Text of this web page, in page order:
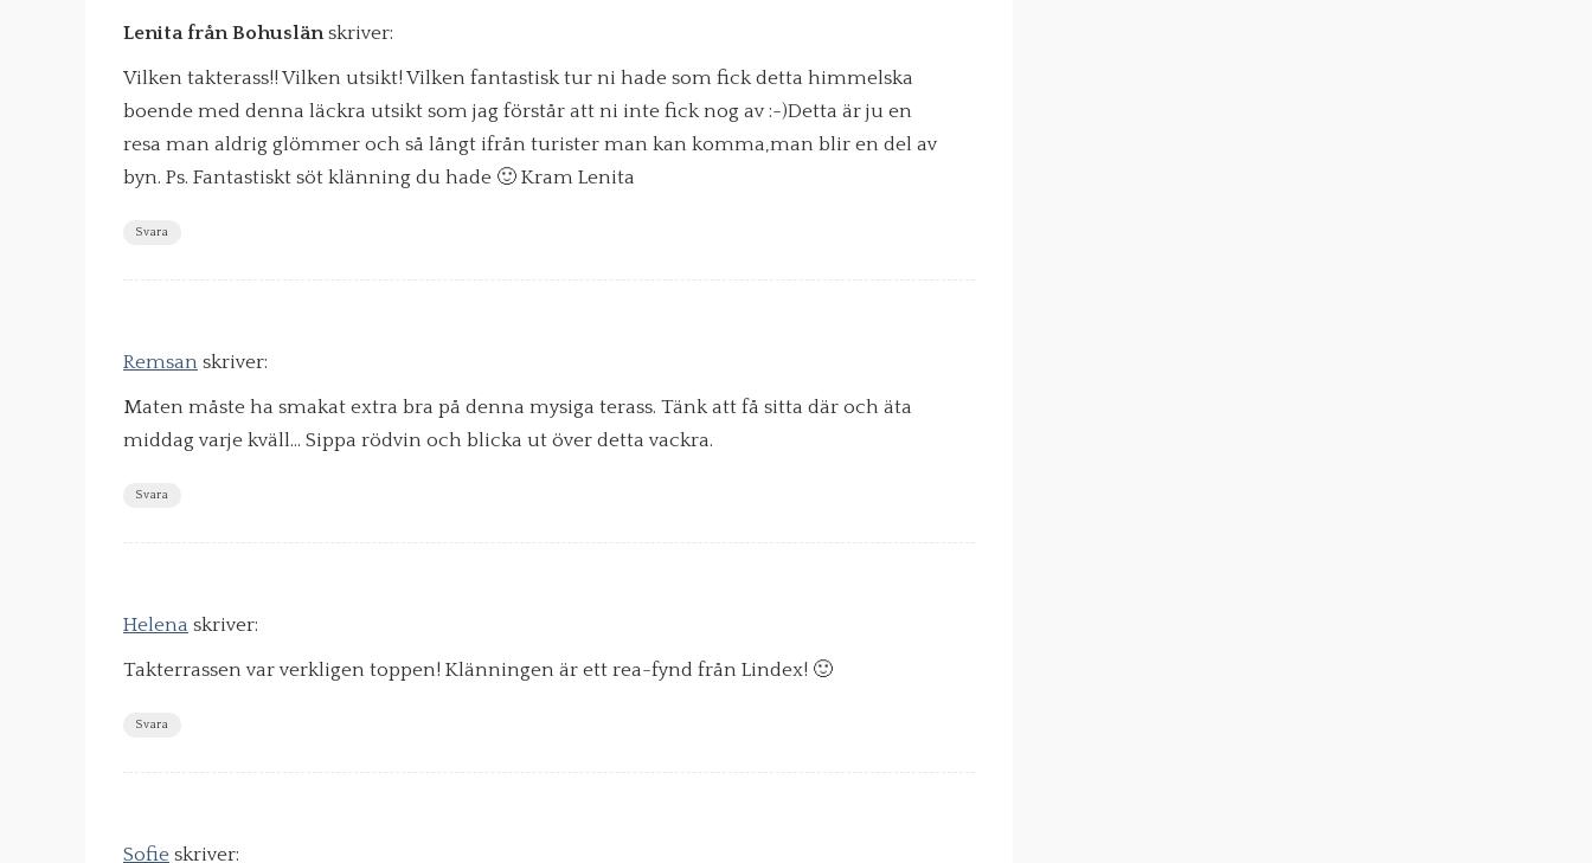
Lenita från Bohuslän skriver:
Vilken takterass!! Vilken utsikt! Vilken fantastisk tur ni hade som fick detta himmelska
boende med denna läckra utsikt som jag förstår att ni inte fick nog av :-)Detta är ju en
resa man aldrig glömmer och så långt ifrån turister man kan komma,man blir en del av
byn. Ps. Fantastiskt söt klänning du hade 🙂 Kram Lenita
Svara
Remsan skriver:
Maten måste ha smakat extra bra på denna mysiga terass. Tänk att få sitta där och äta
middag varje kväll… Sippa rödvin och blicka ut över detta vackra.
Svara
Helena skriver:
Takterrassen var verkligen toppen! Klänningen är ett rea-fynd från Lindex! 🙂
Svara
Sofie skriver: